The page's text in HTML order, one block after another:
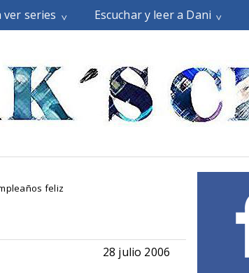
ver series Escuchar y leer a Dani
feliz
28 julio 2006